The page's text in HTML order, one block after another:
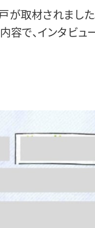
が取材されました
で、インタビュ